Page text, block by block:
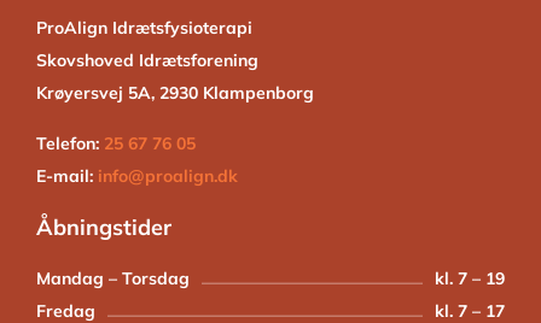
ProAlign Idrætsfysioterapi
Skovshoved Idrætsforening
Krøyersvej 5A, 2930 Klampenborg
Telefon: 25 67 76 05
E-mail: info@proalign.dk
Åbningstider
Mandag – Torsdag
kl. 7 – 19
Fredag
kl. 7 – 17